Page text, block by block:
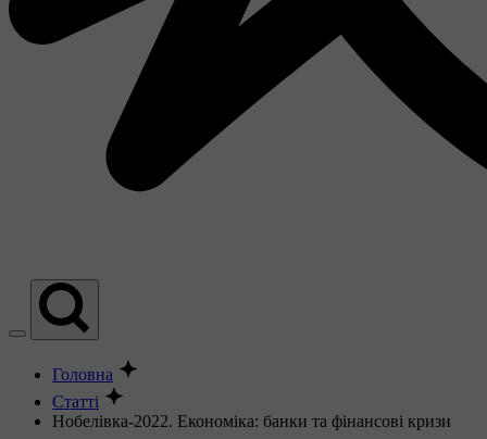
Головна
Статті
Нобелівка-2022. Економіка: банки та фінансові кризи